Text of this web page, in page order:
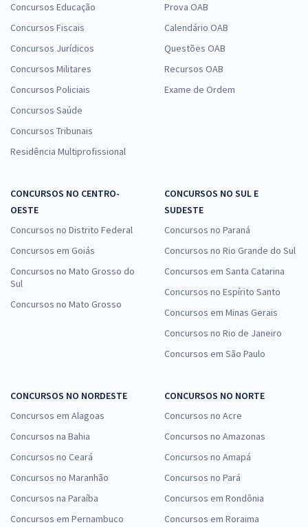
Concursos Educação
Concursos Fiscais
Concursos Jurídicos
Concursos Militares
Concursos Policiais
Concursos Saúde
Concursos Tribunais
Residência Multiprofissional
Prova OAB
Calendário OAB
Questões OAB
Recursos OAB
Exame de Ordem
CONCURSOS NO CENTRO-
OESTE
Concursos no Distrito Federal
Concursos em Goiás
Concursos no Mato Grosso do
Sul
Concursos no Mato Grosso
CONCURSOS NO SUL E
SUDESTE
Concursos no Paraná
Concursos no Rio Grande do Sul
Concursos em Santa Catarina
Concursos no Espírito Santo
Concursos em Minas Gerais
Concursos no Rio de Janeiro
Concursos em São Paulo
CONCURSOS NO NORDESTE
Concursos em Alagoas
Concursos na Bahia
Concursos no Ceará
Concursos no Maranhão
Concursos na Paraíba
Concursos em Pernambuco
CONCURSOS NO NORTE
Concursos no Acre
Concursos no Amazonas
Concursos no Amapá
Concursos no Pará
Concursos em Rondônia
Concursos em Roraima